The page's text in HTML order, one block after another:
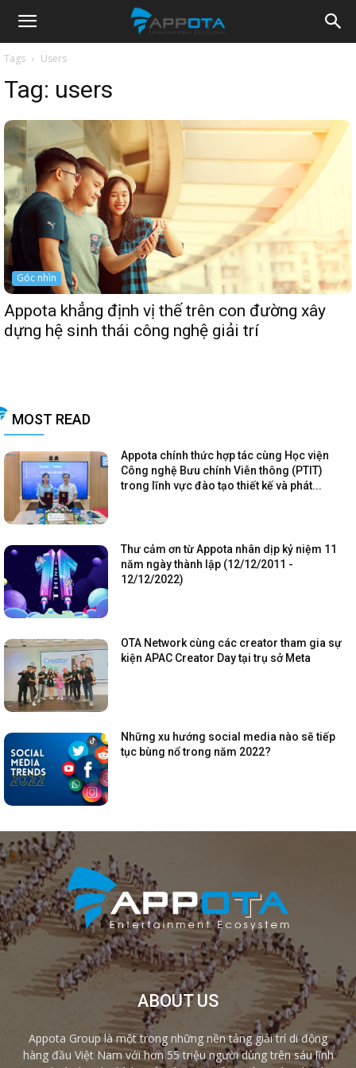
Appota
News
Tags Users
Tag: users
Góc nhìn
Appota khẳng định vị thế trên con đường xây
dựng hệ sinh thái công nghệ giải trí
MOST READ
Appota chính thức hợp tác cùng Học viện
Công nghệ Bưu chính Viễn thông (PTIT)
trong lĩnh vực đào tạo thiết kế và phát...
Thư cảm ơn từ Appota nhân dịp kỷ niệm 11
năm ngày thành lập (12/12/2011 -
12/12/2022)
OTA Network cùng các creator tham gia sự
kiện APAC Creator Day tại trụ sở Meta
Những xu hướng social media nào sẽ tiếp
tục bùng nổ trong năm 2022?
ABOUT US
Appota Group là một trong những nền tảng giải trí di động
hàng đầu Việt Nam với hơn 55 triệu người dùng trên sáu lĩnh